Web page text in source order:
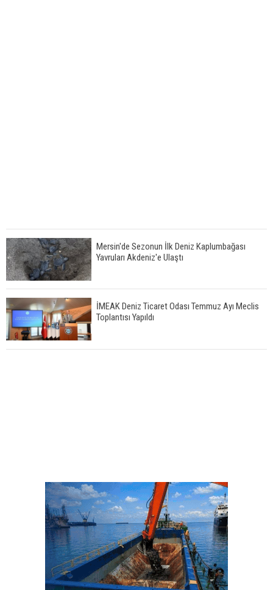
Mersin'de Sezonun İlk Deniz Kaplumbağası
Yavruları Akdeniz'e Ulaştı
İMEAK Deniz Ticaret Odası Temmuz Ayı Meclis
Toplantısı Yapıldı